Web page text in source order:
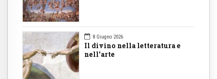
8 Giugno 2026
Il divino nella letteratura e
nell’arte